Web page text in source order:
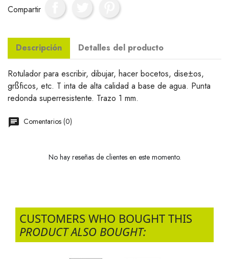
Compartir
Descripción Detalles del producto
Rotulador para escribir, dibujar, hacer bocetos, dise±os,
grßficos, etc. T inta de alta calidad a base de agua. Punta
redonda superresistente. Trazo 1 mm.
Comentarios (0)
No hay reseñas de clientes en este momento.
CUSTOMERS WHO BOUGHT THIS
PRODUCT ALSO BOUGHT: